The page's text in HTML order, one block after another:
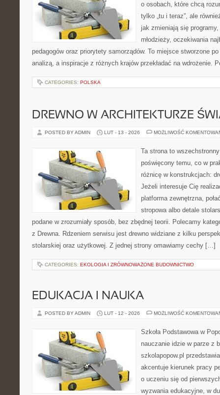
o osobach, które chcą
tylko „tu i teraz”, ale
jak zmieniają się
młodzieży, oczekiwania
pedagogów oraz priorytety samorządów. To miejsce stworzone
analizą, a inspiracje z różnych krajów przekładać na wdrożenie.
CATEGORIES: POLSKA
DREWNO W ARCHITEKTURZE
POSTED BY ADMIN LUT - 13 - 2026 MOŻLIWOŚĆ
Ta strona to
poświęcony temu, co w
różnicę w konstrukcjach:
Jeżeli interesuje Cię
platforma zewnętrzna,
stropowa albo detale
podane w zrozumiały sposób, bez zbędnej teorii. Polecamy
z Drewna. Rdzeniem serwisu jest drewno widziane z kilku
stolarskiej oraz użytkowej. Z jednej strony omawiamy cechy […]
CATEGORIES: EKOLOGIA I ZRÓWNOWAŻONE BUDOWNICTWO
EDUKACJA I NAUKA
POSTED BY ADMIN LUT - 12 - 2026 MOŻLIWOŚĆ
Szkoła Podstawowa w
nauczanie idzie w parze z
szkolapopow.pl
akcentuje kierunek pracy
o uczeniu się od
wyzwania edukacyjne, w